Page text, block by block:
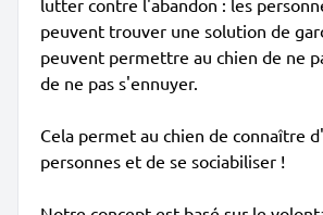
lutter contre l'abandon : les
peuvent trouver une solution de
peuvent permettre au chien de ne
de ne pas s'ennuyer.
Cela permet au chien de connaître
personnes et de se sociabiliser !